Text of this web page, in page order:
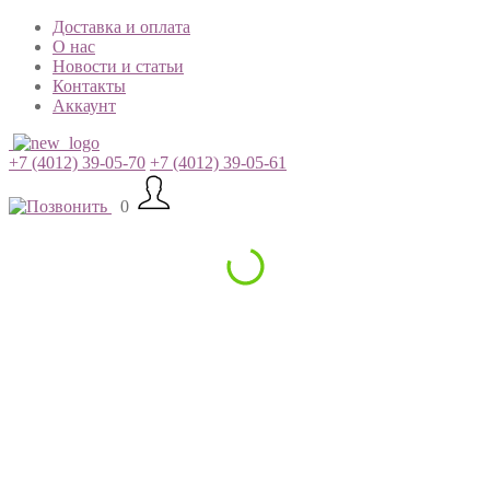
Доставка и оплата
О нас
Новости и статьи
Контакты
Аккаунт
+7 (4012) 39-05-70 +7 (4012) 39-05-61
0